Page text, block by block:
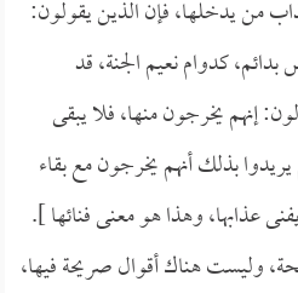
من يدخلها، فإن الذين يقولون:
كدوام نعيم الجنة، قد
إنهم يخرجون منها، فلا يبقى
بذلك أنهم يخرجون مع بقاء
عذابها، وهذا هو معنى فنائها ].
وليست هناك أقوال صريحة فيها،